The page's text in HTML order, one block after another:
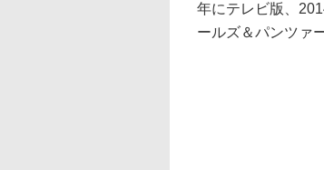
年にテレビ版、
ールズ＆パンツァ